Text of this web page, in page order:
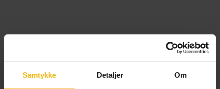
Samtykke Detaljer Om